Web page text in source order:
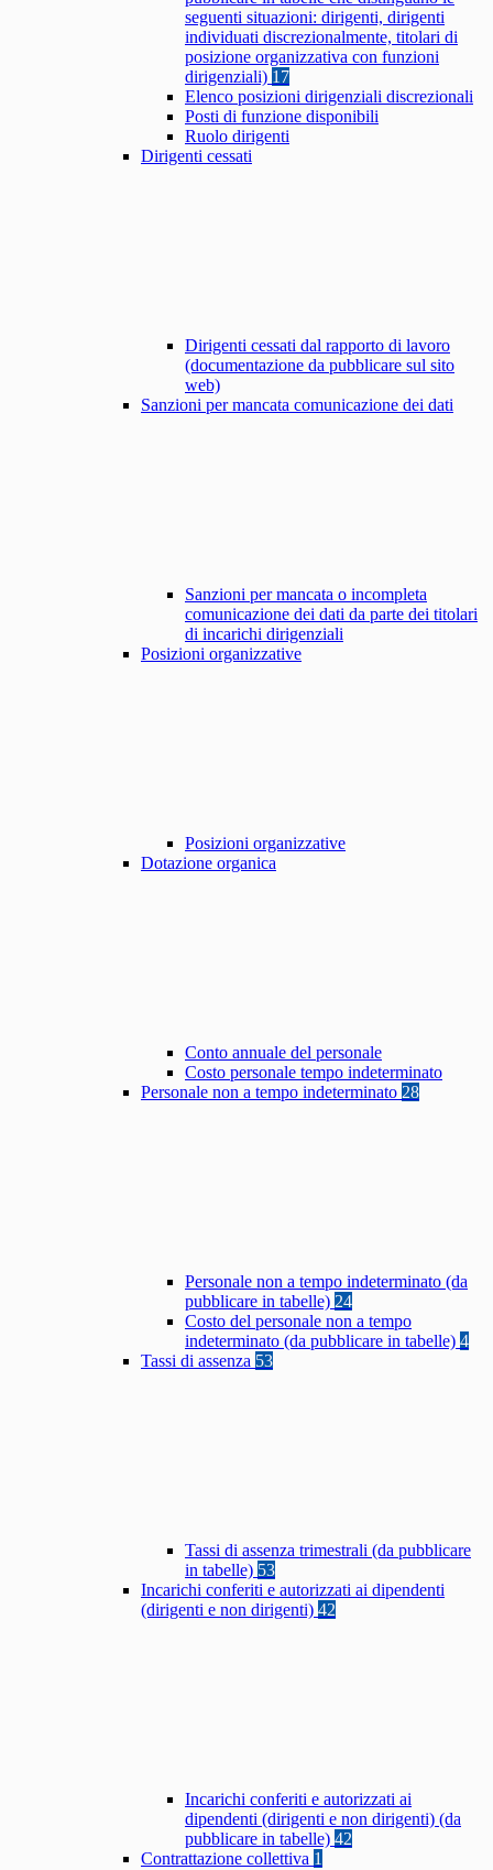
seguenti situazioni: dirigenti, dirigenti
individuati discrezionalmente, titolari di
posizione organizzativa con funzioni
dirigenziali) 17
Elenco posizioni dirigenziali discrezionali
Posti di funzione disponibili
Ruolo dirigenti
Dirigenti cessati
Dirigenti cessati dal rapporto di lavoro
(documentazione da pubblicare sul sito
web)
Sanzioni per mancata comunicazione dei dati
Sanzioni per mancata o incompleta
comunicazione dei dati da parte dei titolari
di incarichi dirigenziali
Posizioni organizzative
Posizioni organizzative
Dotazione organica
Conto annuale del personale
Costo personale tempo indeterminato
Personale non a tempo indeterminato 28
Personale non a tempo indeterminato (da
pubblicare in tabelle) 24
Costo del personale non a tempo
indeterminato (da pubblicare in tabelle) 4
Tassi di assenza 53
Tassi di assenza trimestrali (da pubblicare
in tabelle) 53
Incarichi conferiti e autorizzati ai dipendenti
(dirigenti e non dirigenti) 42
Incarichi conferiti e autorizzati ai
dipendenti (dirigenti e non dirigenti) (da
pubblicare in tabelle) 42
Contrattazione collettiva 1